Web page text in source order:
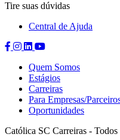
Tire suas dúvidas
Central de Ajuda
Compartilhar
Facebook
Compartilhar
Instagram
Compartilhar
Linkedin
Compartilhar
Youtube
Quem Somos
Estágios
Carreiras
Para Empresas/
Oportunidades
Católica SC Carreiras -